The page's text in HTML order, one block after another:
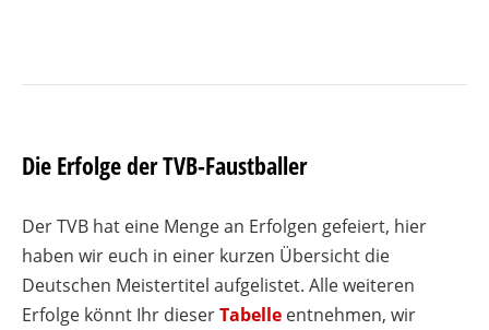
Die Erfolge der TVB-Faustballer
Der TVB hat eine Menge an Erfolgen gefeiert, hier
haben wir euch in einer kurzen Übersicht die
Deutschen Meistertitel aufgelistet. Alle weiteren
Erfolge könnt Ihr dieserTabelle entnehmen, wir